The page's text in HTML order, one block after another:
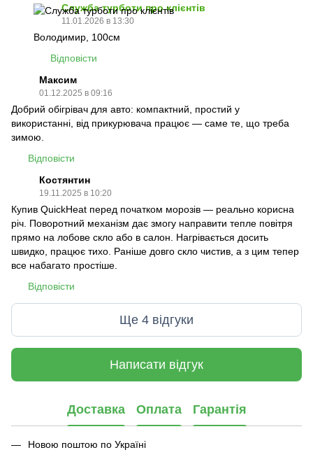
Служба турботи про клієнтів
11.01.2026 в 13:30
Володимир, 100см
Відповісти
Максим
01.12.2025 в 09:16
Добрий обігрівач для авто: компактний, простий у
використанні, від прикурювача працює — саме те, що треба
зимою.
Відповісти
Костянтин
19.11.2025 в 10:20
Купив QuickHeat перед початком морозів — реально корисна
річ. Поворотний механізм дає змогу направити тепле повітря
прямо на лобове скло або в салон. Нагрівається досить
швидко, працює тихо. Раніше довго скло чистив, а з цим тепер
все набагато простіше.
Відповісти
Ще 4 відгуки
Написати відгук
Доставка Оплата Гарантія
Новою поштою по Україні